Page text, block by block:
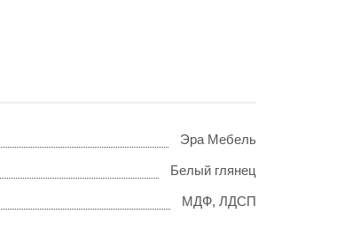
Эра Мебель
Белый глянец
МДФ, ЛДСП